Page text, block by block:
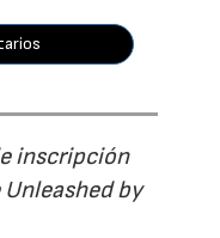
inscripción
by